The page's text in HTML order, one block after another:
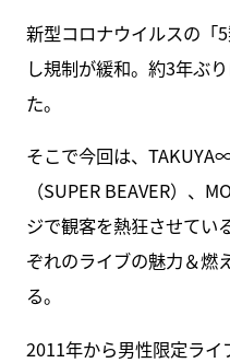
新型コロナウイルスの「
し規制が緩和。約3年ぶ
た。
そこで今回は、
（SUPER BEAVER）、
ジで観客を熱狂させてい
ぞれのライブの魅力＆燃
る。
2011年から男性限定ラ